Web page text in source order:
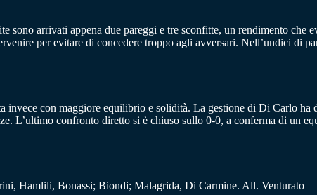
sono arrivati appena due pareggi e tre sconfitte, un rendimento che
per evitare di concedere troppo agli avversari. Nell’undici di
invece con maggiore equilibrio e solidità. La gestione di Di Carlo ha
L’ultimo confronto diretto si è chiuso sullo 0-0, a conferma di un
Hamlili, Bonassi; Biondi; Malagrida, Di Carmine. All. Venturato